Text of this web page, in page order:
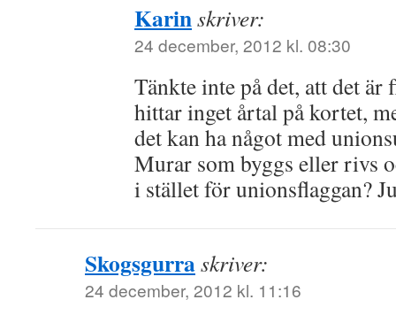
Karinskriver:
24 december, 2012 kl. 08:30
Tänkte inte på det, att det
hittar inget årtal på kortet,
det kan ha något med
Murar som byggs eller rivs
i stället för unionsflaggan?
Skogsgurraskriver:
24 december, 2012 kl. 11:16